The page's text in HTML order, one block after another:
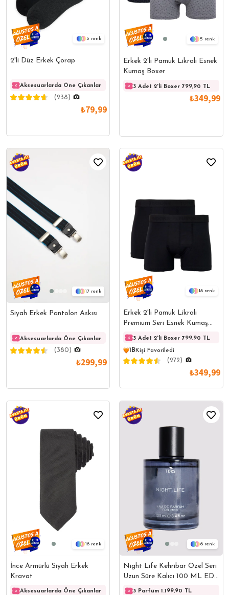
5
2'li Düz Erkek Çorap
Aksesuarlarda Öne Çıkanlar Aksesuarlarda Öne Çıkanlar
(238)
₺79,99
5
Erkek 2'li Pamuk Likralı Esnek
Kumaş Boxer
3 Adet 2'li Boxer 799,90 TL
₺349,99
17
Siyah Erkek Pantolon Askısı
Aksesuarlarda Öne Çıkanlar Aksesuarlarda Öne Çıkanlar
(380)
₺299,99
18
Erkek 2'li Pamuk Likralı
Premium Seri Esnek Kumaş
Siyah Boxer
3 Adet 2'li Boxer 799,90 TL
1B Kişi Favoriledi
(272)
₺349,99
18
İnce Armürlü Siyah Erkek
Kravat
Aksesuarlarda Öne Çıkanlar Aksesuarlarda Öne Çıkanlar
6
Night Life Kehribar Özel Seri
Uzun Süre Kalıcı 100 ML EDP
Erkek Parfüm
3 Parfüm 1.199,90 TL